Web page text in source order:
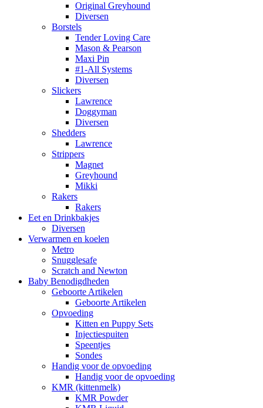
Original Greyhound
Diversen
Borstels
Tender Loving Care
Mason & Pearson
Maxi Pin
#1-All Systems
Diversen
Slickers
Lawrence
Doggyman
Diversen
Shedders
Lawrence
Strippers
Magnet
Greyhound
Mikki
Rakers
Rakers
Eet en Drinkbakjes
Diversen
Verwarmen en koelen
Metro
Snugglesafe
Scratch and Newton
Baby Benodigdheden
Geboorte Artikelen
Geboorte Artikelen
Opvoeding
Kitten en Puppy Sets
Injectiespuiten
Speentjes
Sondes
Handig voor de opvoeding
Handig voor de opvoeding
KMR (kittenmelk)
KMR Powder